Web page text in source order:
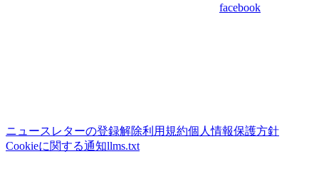
facebook
ニュースレターの登録解除利用規約個人情報保護方針
Cookieに関する通知llms.txt